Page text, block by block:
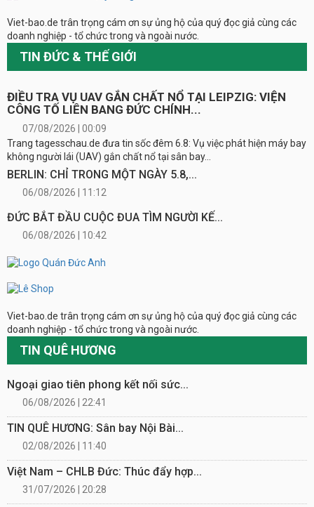
Viet-bao.de trân trọng cám ơn sự ủng hộ của quý đọc giả cùng các
doanh nghiệp - tổ chức trong và ngoài nước.
TIN ĐỨC & THẾ GIỚI
ĐIỀU TRA VỤ UAV GẮN CHẤT NỔ TẠI LEIPZIG: VIỆN
CÔNG TỐ LIÊN BANG ĐỨC CHÍNH...
07/08/2026 | 00:09
Trang tagesschau.de đưa tin sốc đêm 6.8: Vụ việc phát hiện máy bay
không người lái (UAV) gắn chất nổ tại sân bay...
BERLIN: CHỈ TRONG MỘT NGÀY 5.8,...
06/08/2026 | 11:12
ĐỨC BẮT ĐẦU CUỘC ĐUA TÌM NGƯỜI KẾ...
06/08/2026 | 10:42
Viet-bao.de trân trọng cám ơn sự ủng hộ của quý đọc giả cùng các
doanh nghiệp - tổ chức trong và ngoài nước.
TIN QUÊ HƯƠNG
Ngoại giao tiên phong kết nối sức...
06/08/2026 | 22:41
TIN QUÊ HƯƠNG: Sân bay Nội Bài...
02/08/2026 | 11:40
Việt Nam – CHLB Đức: Thúc đẩy hợp...
31/07/2026 | 20:28